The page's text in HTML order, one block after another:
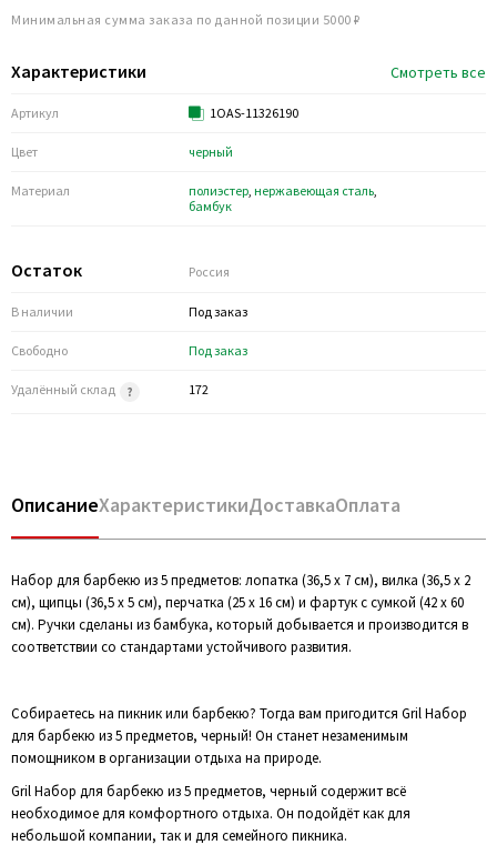
Характеристики Смотреть все
Артикул 1OAS-11326190
Цвет черный
Материал полиэстер, нержавеющая сталь,
бамбук
Остаток Россия
В наличии Под заказ
Свободно Под заказ
Удалённый склад 172
Минимальная сумма заказа по данной позиции 5000 ₽
ОписаниеХарактеристикиДоставкаОплата
Набор для барбекю из 5 предметов: лопатка (36,5 x 7 см), вилка (36,5 x 2
см), щипцы (36,5 x 5 см), перчатка (25 x 16 см) и фартук с сумкой (42 x 60
см). Ручки сделаны из бамбука, который добывается и производится в
соответствии со стандартами устойчивого развития.
Собираетесь на пикник или барбекю? Тогда вам пригодится Gril Набор
для барбекю из 5 предметов, черный! Он станет незаменимым
помощником в организации отдыха на природе.
Gril Набор для барбекю из 5 предметов, черный содержит всё
необходимое для комфортного отдыха. Он подойдёт как для
небольшой компании, так и для семейного пикника.